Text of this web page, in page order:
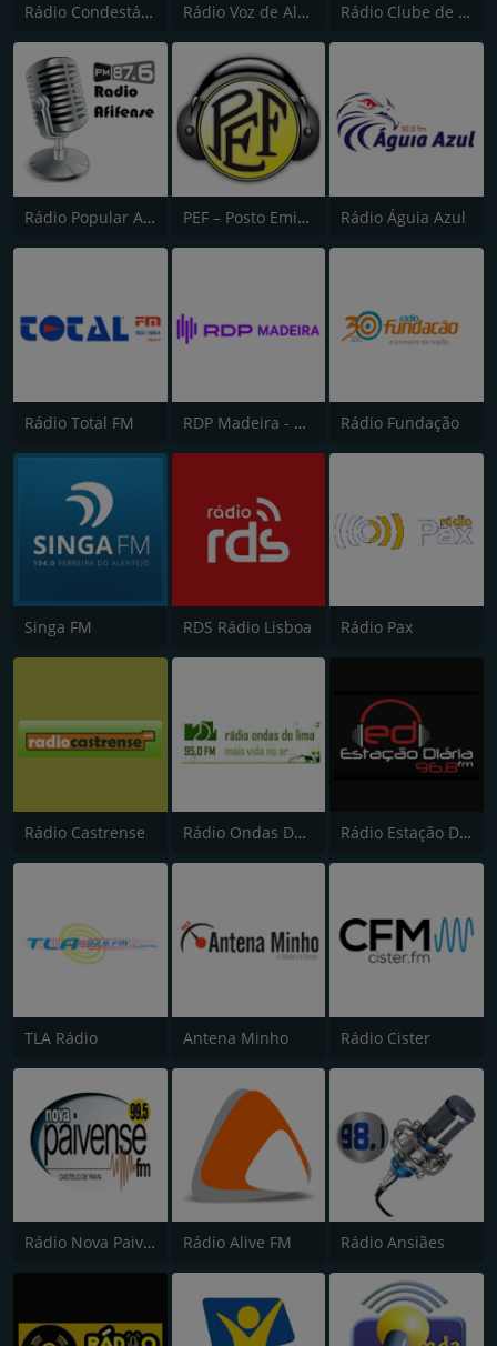
Rádio Condestável Rádio Voz de Alenquer Rádio Clube de Arganil
Rádio Popular Afifense PEF – Posto Emissor do Funchal (Canal 2) Rádio Águia Azul
Rádio Total FM RDP Madeira - Antena 3 Rádio Fundação
Singa FM RDS Rádio Lisboa Rádio Pax
Rádio Castrense Rádio Ondas Do Lima Rádio Estação Diária de Viseu
TLA Rádio Antena Minho Rádio Cister
Rádio Nova Paivense FM Rádio Alive FM Rádio Ansiães